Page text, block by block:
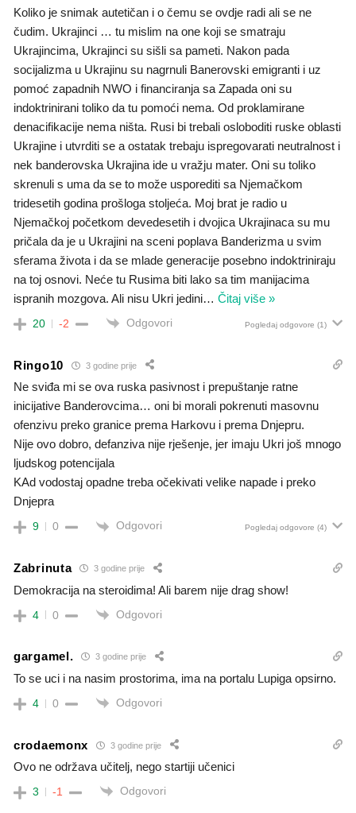
Koliko je snimak autetičan i o čemu se ovdje radi ali se ne
čudim. Ukrajinci … tu mislim na one koji se smatraju
Ukrajincima, Ukrajinci su sišli sa pameti. Nakon pada
socijalizma u Ukrajinu su nagrnuli Banerovski emigranti i uz
pomoć zapadnih NWO i financiranja sa Zapada oni su
indoktrinirani toliko da tu pomoći nema. Od proklamirane
denacifikacije nema ništa. Rusi bi trebali osloboditi ruske oblasti
Ukrajine i utvrditi se a ostatak trebaju ispregovarati neutralnost i
nek banderovska Ukrajina ide u vražju mater. Oni su toliko
skrenuli s uma da se to može usporediti sa Njemačkom
tridesetih godina prošloga stoljeća. Moj brat je radio u
Njemačkoj početkom devedesetih i dvojica Ukrajinaca su mu
pričala da je u Ukrajini na sceni poplava Banderizma u svim
sferama života i da se mlade generacije posebno indoktriniraju
na toj osnovi. Neće tu Rusima biti lako sa tim manijacima
ispranih mozgova. Ali nisu Ukri jedini… Čitaj više »
20 -2 Odgovori Pogledaj odgovore (1)
Ringo10 3 godine prije
Ne sviđa mi se ova ruska pasivnost i prepuštanje ratne
inicijative Banderovcima… oni bi morali pokrenuti masovnu
ofenzivu preko granice prema Harkovu i prema Dnjepru.
Nije ovo dobro, defanziva nije rješenje, jer imaju Ukri još mnogo
ljudskog potencijala
KAd vodostaj opadne treba očekivati velike napade i preko
Dnjepra
9 0 Odgovori Pogledaj odgovore (4)
Zabrinuta 3 godine prije
Demokracija na steroidima! Ali barem nije drag show!
4 0 Odgovori
gargamel. 3 godine prije
To se uci i na nasim prostorima, ima na portalu Lupiga opsirno.
4 0 Odgovori
crodaemonx 3 godine prije
Ovo ne održava učitelj, nego startiji učenici
3 -1 Odgovori